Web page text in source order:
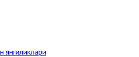
янгиликлари